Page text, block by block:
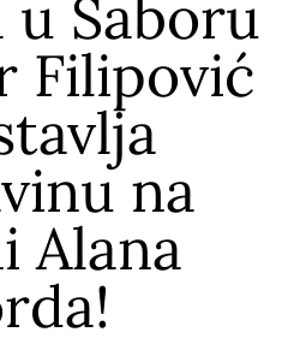
u Saboru
Filipović
na
Alana